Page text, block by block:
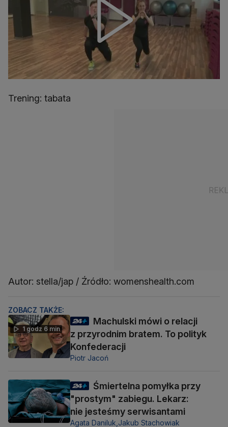
Trening: tabata
Autor: stella/jap / Źródło: womenshealth.com
ZOBACZ TAKŻE:
1 godz 6 min
Machulski mówi o relacji
z przyrodnim bratem. To polityk
Konfederacji
Piotr Jacoń
Śmiertelna pomyłka przy
"prostym" zabiegu. Lekarz:
nie jesteśmy serwisantami
Agata Daniluk, Jakub Stachowiak